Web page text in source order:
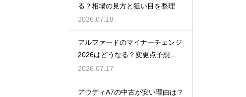
る？相場の見方と狙い目を整理
2026.07.18
アルファードのマイナーチェンジ
2026はどうなる？変更点予想と
買い時
2026.07.17
アウディA7の中古が安い理由は？